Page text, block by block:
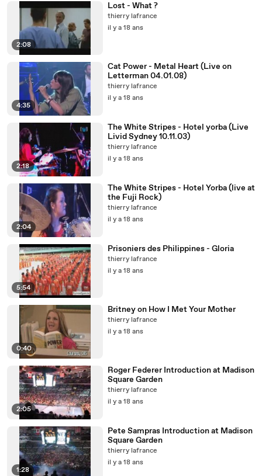
2:08
Lost - What ?
thierry lafrance
il y a 18 ans
4:35
Cat Power - Metal Heart (Live on
Letterman 04.01.08)
thierry lafrance
il y a 18 ans
2:18
The White Stripes - Hotel yorba (Live
Livid Sydney 10.11.03)
thierry lafrance
il y a 18 ans
2:04
The White Stripes - Hotel Yorba (live at
the Fuji Rock)
thierry lafrance
il y a 18 ans
5:54
Prisoniers des Philippines - Gloria
thierry lafrance
il y a 18 ans
0:40
Britney on How I Met Your Mother
thierry lafrance
il y a 18 ans
2:05
Roger Federer Introduction at Madison
Square Garden
thierry lafrance
il y a 18 ans
1:28
Pete Sampras Introduction at Madison
Square Garden
thierry lafrance
il y a 18 ans